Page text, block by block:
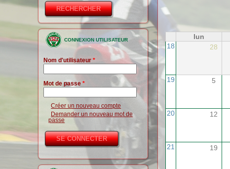
recherche
CONNEXION UTILISATEUR
Nom d'utilisateur*
Mot de passe*
Créer un nouveau compte
Demander un nouveau mot de
passe
lun
18
28
19 5
20 12
21 19